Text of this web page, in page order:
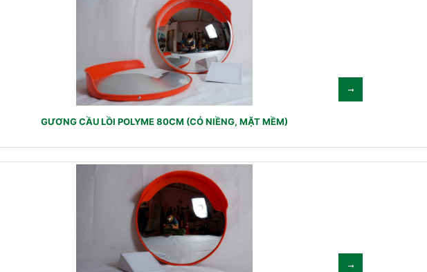
GƯƠNG CẦU LỒI POLYME 80CM (CÓ NIỀNG, MẶT MỀM)